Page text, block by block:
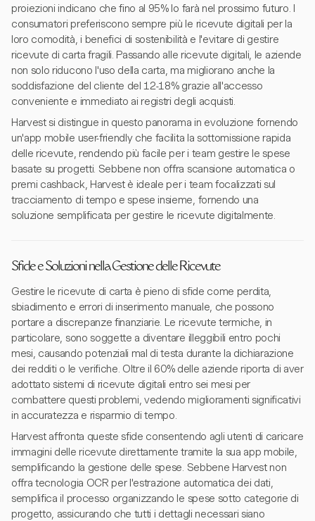
proiezioni indicano che fino al 95% lo farà nel prossimo futuro. I
consumatori preferiscono sempre più le ricevute digitali per la
loro comodità, i benefici di sostenibilità e l'evitare di gestire
ricevute di carta fragili. Passando alle ricevute digitali, le aziende
non solo riducono l'uso della carta, ma migliorano anche la
soddisfazione del cliente del 12-18% grazie all'accesso
conveniente e immediato ai registri degli acquisti.
Harvest si distingue in questo panorama in evoluzione fornendo
un'app mobile user-friendly che facilita la sottomissione rapida
delle ricevute, rendendo più facile per i team gestire le spese
basate su progetti. Sebbene non offra scansione automatica o
premi cashback, Harvest è ideale per i team focalizzati sul
tracciamento di tempo e spese insieme, fornendo una
soluzione semplificata per gestire le ricevute digitalmente.
Sfide e Soluzioni nella Gestione delle Ricevute
Gestire le ricevute di carta è pieno di sfide come perdita,
sbiadimento e errori di inserimento manuale, che possono
portare a discrepanze finanziarie. Le ricevute termiche, in
particolare, sono soggette a diventare illeggibili entro pochi
mesi, causando potenziali mal di testa durante la dichiarazione
dei redditi o le verifiche. Oltre il 60% delle aziende riporta di aver
adottato sistemi di ricevute digitali entro sei mesi per
combattere questi problemi, vedendo miglioramenti significativi
in accuratezza e risparmio di tempo.
Harvest affronta queste sfide consentendo agli utenti di caricare
immagini delle ricevute direttamente tramite la sua app mobile,
semplificando la gestione delle spese. Sebbene Harvest non
offra tecnologia OCR per l'estrazione automatica dei dati,
semplifica il processo organizzando le spese sotto categorie di
progetto, assicurando che tutti i dettagli necessari siano